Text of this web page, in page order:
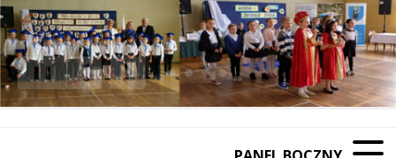
Poprzedni Element
Następny Element
❚❚